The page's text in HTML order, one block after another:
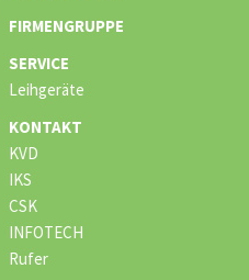
FIRMENGRUPPE
SERVICE
Leihgeräte
KONTAKT
KVD
IKS
CSK
INFOTECH
Rufer